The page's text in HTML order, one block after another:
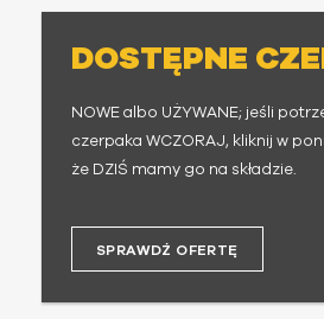
DOSTĘPNE
NOWE albo UŻYWANE; jeśli
czerpaka WCZORAJ, kliknij w
że DZIŚ mamy go na składzie.
SPRAWDŹ OFERTĘ